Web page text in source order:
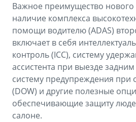
Важное преимущество
наличие комплекса
помощи водителю (ADAS)
включает в себя
контроль (ICC), систему
ассистента при выезде задним
систему предупреждения при
(DOW) и другие полезные
обеспечивающие защиту
салоне.